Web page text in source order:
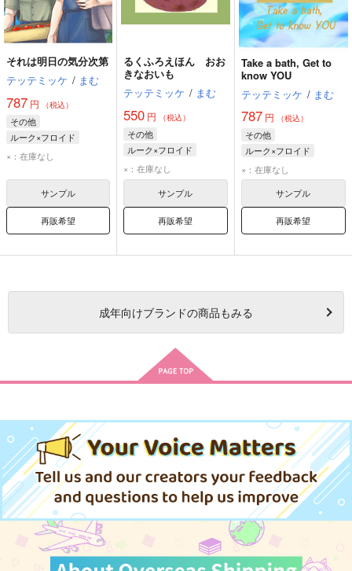
それは明日の気分次第
テッテミッケ / まむ
787 円 （税込）
その他
ルーク×フロイド
ルーク・ハント
×：在庫なし
サンプル
再販希望
るくふろえほん おお
きなおいも
テッテミッケ / まむ
550 円 （税込）
その他
ルーク×フロイド
フロイド・リーチ
ルーク・ハント
×：在庫なし
サンプル
再販希望
Take a bath, Get to
know YOU
テッテミッケ / まむ
787円 （税込）
その他
ルーク×フロイド
ルーク・ハント
フロイド・リーチ
×：在庫なし
サンプル
再販希望
成年向けブランドの商品もみる